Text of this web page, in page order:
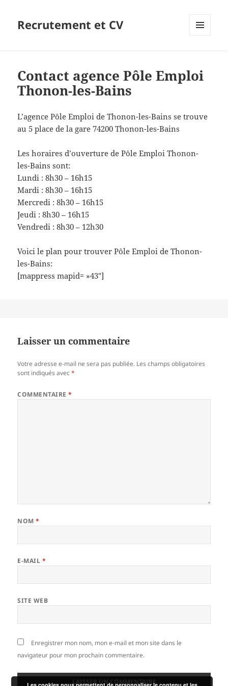
Recrutement et CV
Contact agence Pôle Emploi
Thonon-les-Bains
L’agence Pôle Emploi de Thonon-les-Bains se trouve
au 5 place de la gare 74200 Thonon-les-Bains
Les horaires d’ouverture de Pôle Emploi Thonon-
les-Bains sont:
Lundi : 8h30 – 16h15
Mardi : 8h30 – 16h15
Mercredi : 8h30 – 16h15
Jeudi : 8h30 – 16h15
Vendredi : 8h30 – 12h30
Voici le plan pour trouver Pôle Emploi de Thonon-
les-Bains:
[mappress mapid= »43″]
Laisser un commentaire
Votre adresse e-mail ne sera pas publiée. Les champs obligatoires
sont indiqués avec*
COMMENTAIRE*
NOM*
E-MAIL *
SITE WEB
Enregistrer mon nom, mon e-mail et mon site dans le
navigateur pour mon prochain commentaire.